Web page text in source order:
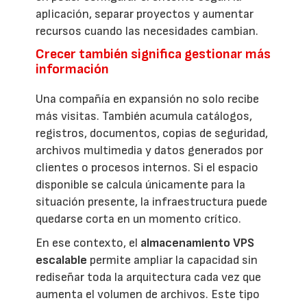
aplicación, separar proyectos y aumentar
recursos cuando las necesidades cambian.
Crecer también significa gestionar más
información
Una compañía en expansión no solo recibe
más visitas. También acumula catálogos,
registros, documentos, copias de seguridad,
archivos multimedia y datos generados por
clientes o procesos internos. Si el espacio
disponible se calcula únicamente para la
situación presente, la infraestructura puede
quedarse corta en un momento crítico.
En ese contexto, el almacenamiento VPS
escalable permite ampliar la capacidad sin
rediseñar toda la arquitectura cada vez que
aumenta el volumen de archivos. Este tipo